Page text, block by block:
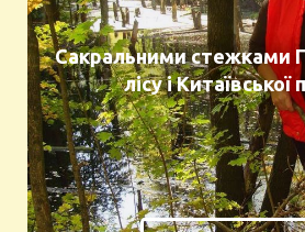
Сакральними стежками
лісу і Китаївської